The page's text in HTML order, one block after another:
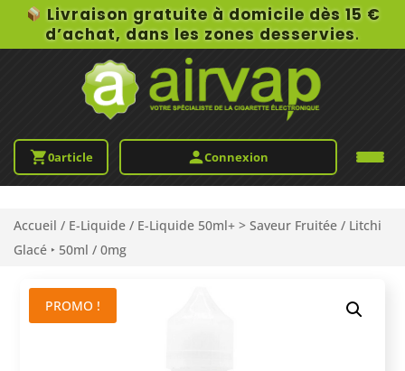
Livraison gratuite à domicile dès 15 €
d’achat, dans les zones desservies.
0article Connexion
Accueil / E-Liquide / E-Liquide 50ml+ > Saveur Fruitée / Litchi
Glacé ‣ 50ml / 0mg
PROMO !